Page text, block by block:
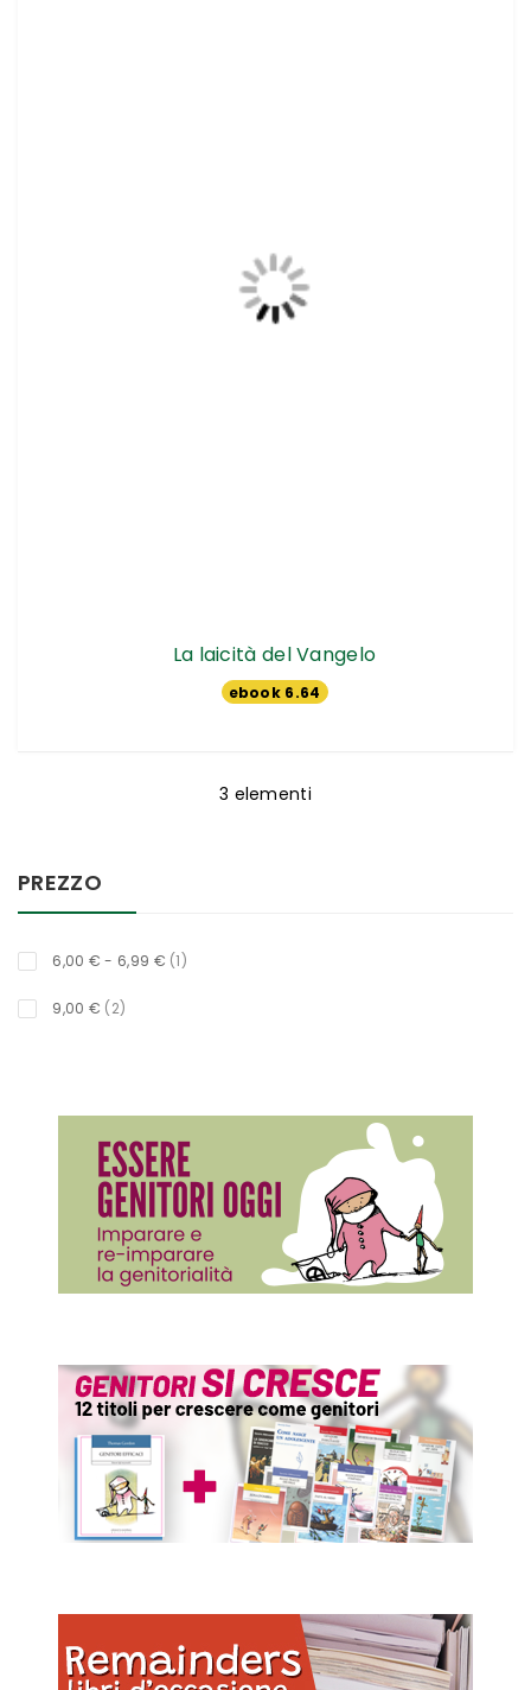
La laicità del Vangelo
ebook 6.64
3 elementi
PREZZO
6,00 € - 6,99 € 1titolo
9,00 € 2oggetti